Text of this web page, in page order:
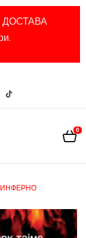
ДОСТАВА
0
ИНФЕРНО